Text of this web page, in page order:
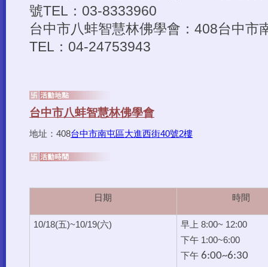
地址：408台中市南屯區大進西街40號2樓
日期 時間
10/18(五)~10/19(六)
早上 8:00~ 12:00
下午 1:00~6:00
下午 6:00~6:30